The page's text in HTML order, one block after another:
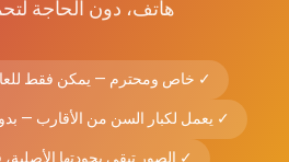
هاتف، دون الحاجة
✓ خاص ومحترم — يمكن فقط
✓ يعمل لكبار السن من الأقارب —